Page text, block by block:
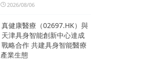
2026/08/06
真健康醫療（02697.HK）與
天津具身智能創新中心達成
戰略合作 共建具身智能醫療
產業生態